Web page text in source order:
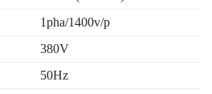
1pha/1400v/p
380V
50Hz